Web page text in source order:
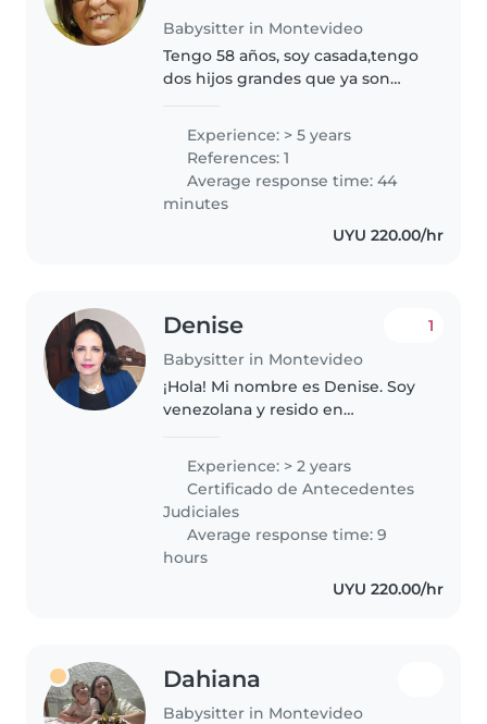
Babysitter in Montevideo
Tengo 58 años, soy casada,tengo
dos hijos grandes que ya son
noviembre del año pasado
estuve cuidando una nena tres
veces por semana. Me gustan
mucho los niños,trabajé..
Experience: > 5 years
References: 1
Average response time: 44
minutes
UYU 220.00/hr
Denise
Babysitter in Montevideo
1
¡Hola! Mi nombre es Denise. Soy
venezolana y resido en
2022. Me considero una persona
responsable, paciente, cariñosa y
comprometida con el bienestar
de los..
Experience: > 2 years
Certificado de Antecedentes
Judiciales
Average response time: 9
hours
UYU 220.00/hr
Dahiana
Babysitter in Montevideo